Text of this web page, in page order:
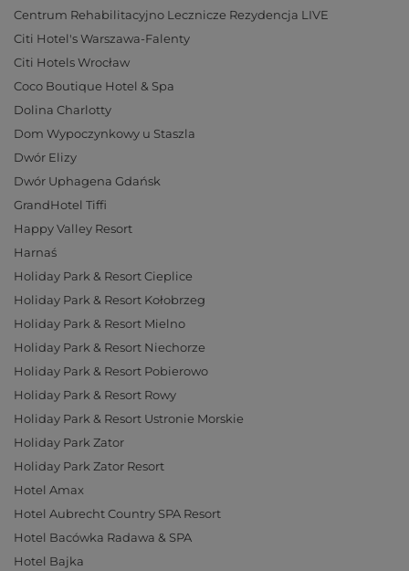
Centrum Rehabilitacyjno Lecznicze Rezydencja LIVE
Citi Hotel's Warszawa-Falenty
Citi Hotels Wrocław
Coco Boutique Hotel & Spa
Dolina Charlotty
Dom Wypoczynkowy u Staszla
Dwór Elizy
Dwór Uphagena Gdańsk
GrandHotel Tiffi
Happy Valley Resort
Harnaś
Holiday Park & Resort Cieplice
Holiday Park & Resort Kołobrzeg
Holiday Park & Resort Mielno
Holiday Park & Resort Niechorze
Holiday Park & Resort Pobierowo
Holiday Park & Resort Rowy
Holiday Park & Resort Ustronie Morskie
Holiday Park Zator
Holiday Park Zator Resort
Hotel Amax
Hotel Aubrecht Country SPA Resort
Hotel Bacówka Radawa & SPA
Hotel Bajka